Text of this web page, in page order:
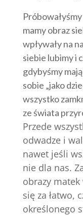
mamy obraz
wpływały na
siebie lubimy i
gdybyśmy
sobie „jako
wszystko
ze świata
Przede
odwadze i
nawet jeśli
nie dla nas.
obrazy
się za łatwo,
określonego